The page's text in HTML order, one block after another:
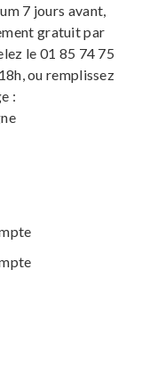
7 jours avant,
gratuit par
le 01 85 74 75
ou remplissez
: